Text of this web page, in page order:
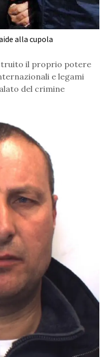
alla cupola
il proprio potere
e legami
del crimine